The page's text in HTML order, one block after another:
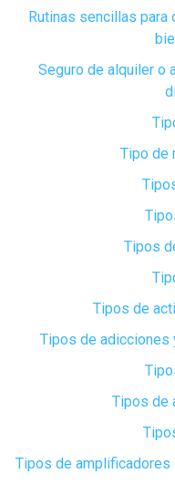
Rutinas sencillas para
Seguro de alquiler o
Tipo de
Tipos
Tipos de
Tipos de adicciones
Tipos de
Tipos de amplificadores